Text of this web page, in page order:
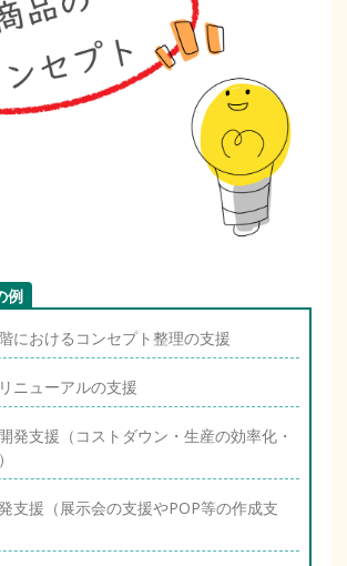
におけるコンセプト整理の支援
ニューアルの支援
発支援（コストダウン・生産の効率化・
支援（展示会の支援やPOP等の作成支